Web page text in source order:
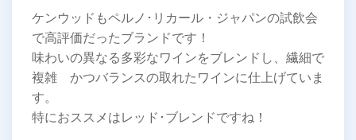
ケンウッドもペルノ･リカール・ジャパンの試飲会
で高評価だったブランドです！
味わいの異なる多彩なワインをブレンドし、繊細で
複雑 かつバランスの取れたワインに仕上げていま
す。
特におススメはレッド･ブレンドですね！